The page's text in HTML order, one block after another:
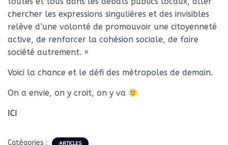
chercher les expressions singulières et des invisibles
relève d’une volonté de promouvoir une citoyenneté
active, de renforcer la cohésion sociale, de faire
société autrement. »
Voici la chance et le défi des métropoles de demain.
On a envie, on y croit, on y va
ICI
Catégories : ARTICLES